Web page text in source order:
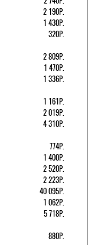
2 190Р.
1 430Р.
320Р.
2 809Р.
1 470Р.
1 336Р.
1 161Р.
2 019Р.
4 310Р.
774Р.
1 400Р.
2 520Р.
2 223Р.
40 095Р.
1 062Р.
5 718Р.
880Р.